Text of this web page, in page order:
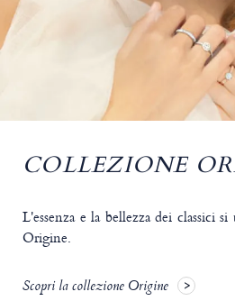
COLLEZIONE
L'essenza e la bellezza dei classici
Origine.
Scopri la collezione Origine